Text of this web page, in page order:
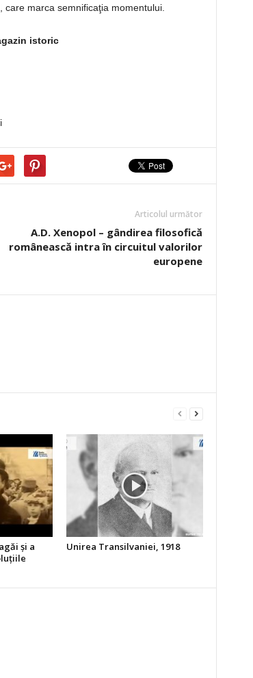
care marca semnificaţia momentului.
istoric
Articolul următor
A.D. Xenopol – gândirea filosofică
românească intra în circuitul valorilor
europene
şi a
Unirea Transilvaniei, 1918